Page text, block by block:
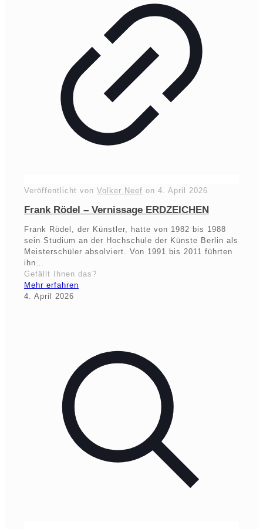
Veröffentlicht von Volker Neef on 4. April 2026
Frank Rödel – Vernissage ERDZEICHEN
Frank Rödel, der Künstler, hatte von 1982 bis 1988
sein Studium an der Hochschule der Künste Berlin als
Meisterschüler absolviert. Von 1991 bis 2011 führten
ihn…
Gefällt Ihnen das?
Mehr erfahren
4. April 2026